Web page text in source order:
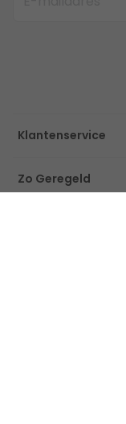
Klantenservice
Zo Geregeld